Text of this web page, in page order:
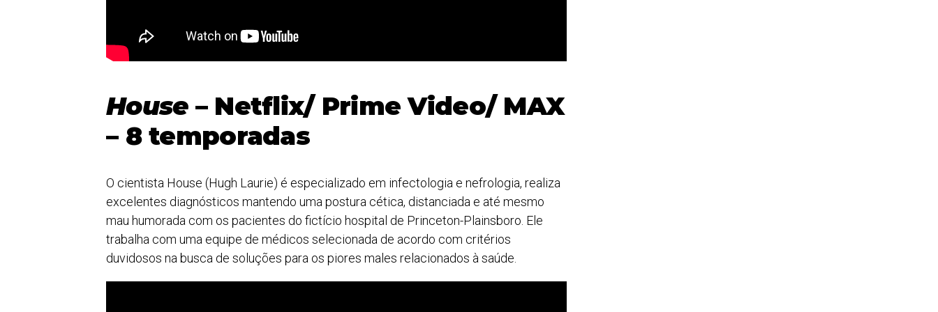
House– Netflix/ Prime Video/ MAX
– 8 temporadas
O cientista House (Hugh Laurie) é especializado em infectologia e nefrologia, realiza
excelentes diagnósticos mantendo uma postura cética, distanciada e até mesmo
mau humorada com os pacientes do fictício hospital de Princeton-Plainsboro. Ele
trabalha com uma equipe de médicos selecionada de acordo com critérios
duvidosos na busca de soluções para os piores males relacionados à saúde.